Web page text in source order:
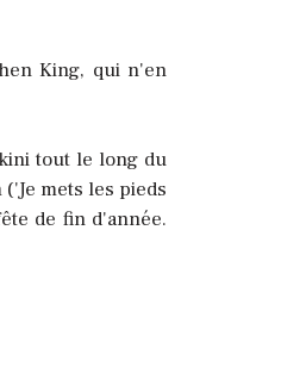
King, qui n'en
tout le long du
mets les pieds
de fin d'année.